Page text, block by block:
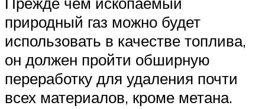
природный газ можно будет
использовать в качестве топлива,
он должен пройти обширную
переработку для удаления почти
всех материалов, кроме метана.